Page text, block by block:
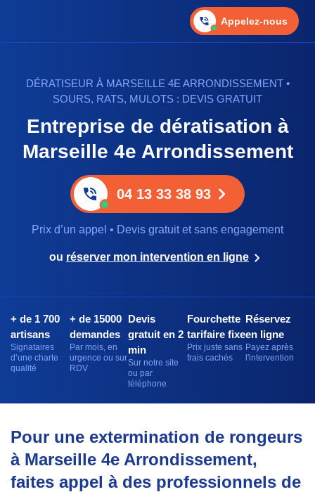
Appelez-nous
DÉRATISEUR À MARSEILLE 4E ARRONDISSEMENT •
SOURS, RATS, MULOTS : DEVIS GRATUIT
Entreprise de dératisation à
Marseille 4e Arrondissement
04 13 33 38 93
Prix d’un appel • Devis gratuit et sans engagement
ou réserver mon intervention en ligne
+ de 1 700
artisans
Signataires
d’une charte
qualité
+ de 15000
demandes
Par mois, en
urgence ou sur
RDV
Devis
gratuit en 2
min
Sur notre site
ou par
téléphone
Fourchette
tarifaire fixe
Prix juste sans
frais cachés
Réservez
en ligne
Payez après
l'intervention
Pour une extermination de rongeurs
à Marseille 4e Arrondissement,
faites appel à des professionnels de